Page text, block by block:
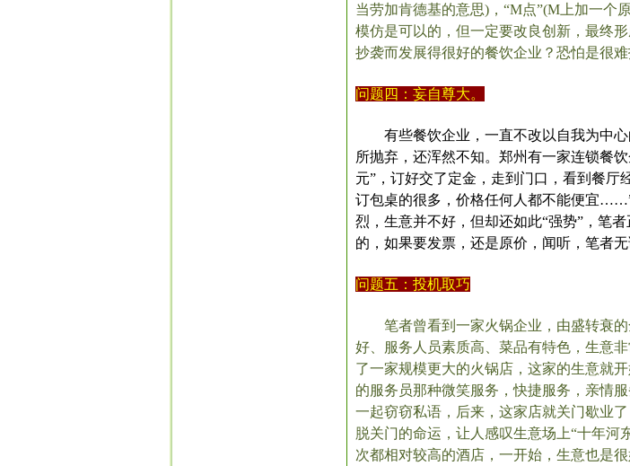
当劳加肯德基的意思)，“M点”(M上加一个
模仿是可以的，但一定要改良创新，最终
抄袭而发展得很好的餐饮企业？恐怕是很难
问题四：妄自尊大。
有些餐饮企业，一直不改以自我为中
所抛弃，还浑然不知。郑州有一家连锁餐
元”，订好交了定金，走到门口，看到餐厅
订包桌的很多，价格任何人都不能便宜
烈，生意并不好，但却还如此“强势”，笔
的，如果要发票，还是原价，闻听，笔者无
问题五：投机取巧
笔者曾看到一家火锅企业，由盛转衰
好、服务人员素质高、菜品有特色，生意
了一家规模更大的火锅店，这家的生意就
的服务员那种微笑服务，快捷服务，亲情
一起窃窃私语，后来，这家店就关门歇业
脱关门的命运，让人感叹生意场上“十年河
次都相对较高的酒店，一开始，生意也是